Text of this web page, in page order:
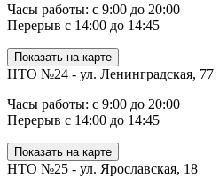
Часы работы: с 9:00 до 20:00
Перерыв с 14:00 до 14:45
Показать на карте
НТО №24 - ул. Ленинградская, 77
Часы работы: с 9:00 до 20:00
Перерыв с 14:00 до 14:45
Показать на карте
НТО №25 - ул. Ярославская, 18